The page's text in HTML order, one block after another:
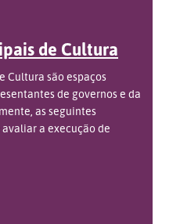
de Cultura
Cultura são espaços
de governos e da
as seguintes
a execução de